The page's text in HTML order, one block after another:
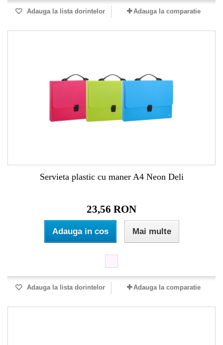
Adauga la lista dorintelor Adauga la comparatie
Servieta plastic cu maner A4 Neon Deli
23,56 RON
Adauga in cos Mai multe
Adauga la lista dorintelor Adauga la comparatie